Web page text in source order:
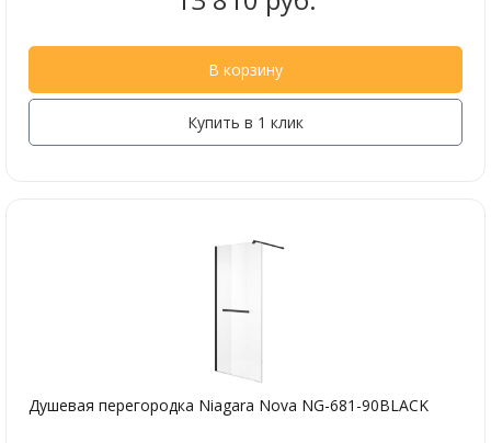
В корзину
Купить в 1 клик
Душевая перегородка Niagara Nova NG-681-90BLACK